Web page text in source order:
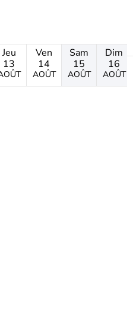
Jeu
13
Ven
14
AOÛT
Sam
15
AOÛT
Dim
16
AOÛT